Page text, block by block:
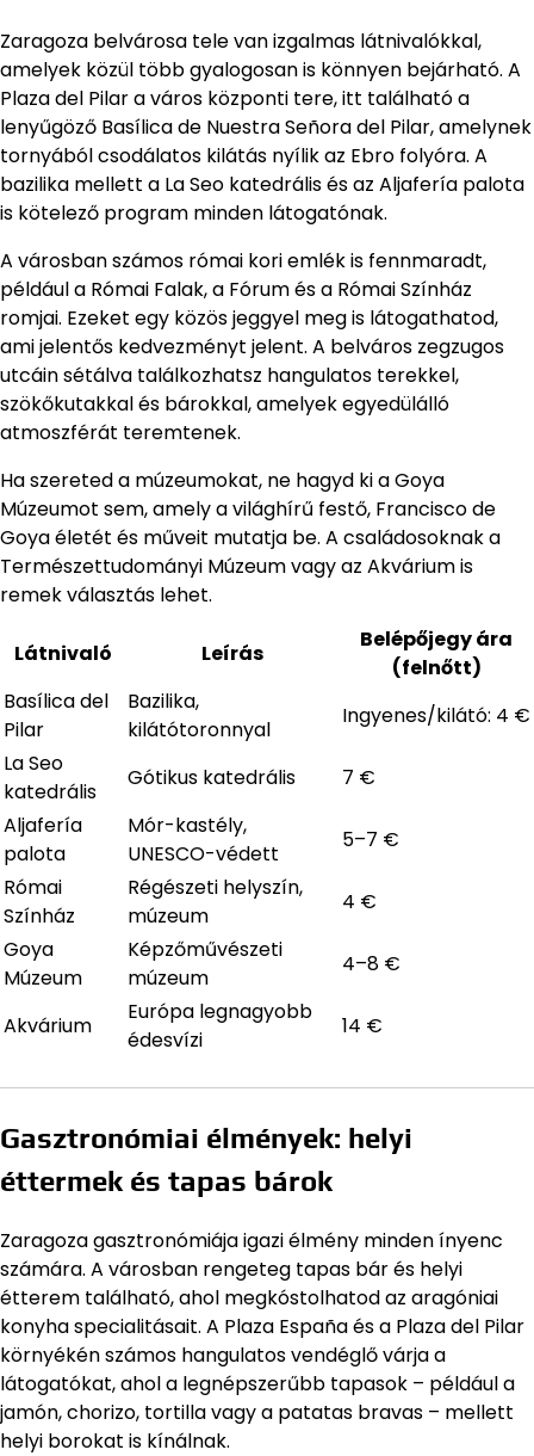
Zaragoza belvárosa tele van izgalmas látnivalókkal,
amelyek közül több gyalogosan is könnyen bejárható. A
Plaza del Pilar a város központi tere, itt található a
lenyűgöző Basílica de Nuestra Señora del Pilar, amelynek
tornyából csodálatos kilátás nyílik az Ebro folyóra. A
bazilika mellett a La Seo katedrális és az Aljafería palota
is kötelező program minden látogatónak.
A városban számos római kori emlék is fennmaradt,
például a Római Falak, a Fórum és a Római Színház
romjai. Ezeket egy közös jeggyel meg is látogathatod,
ami jelentős kedvezményt jelent. A belváros zegzugos
utcáin sétálva találkozhatsz hangulatos terekkel,
szökőkutakkal és bárokkal, amelyek egyedülálló
atmoszférát teremtenek.
Ha szereted a múzeumokat, ne hagyd ki a Goya
Múzeumot sem, amely a világhírű festő, Francisco de
Goya életét és műveit mutatja be. A családosoknak a
Természettudományi Múzeum vagy az Akvárium is
remek választás lehet.
Látnivaló Leírás
Belépőjegy ára
(felnőtt)
Basílica del
Pilar
Bazilika,
kilátótoronnyal
Ingyenes/kilátó: 4 €
La Seo
katedrális
Gótikus katedrális
7 €
Aljafería
palota
Mór-kastély,
UNESCO-védett
5–7 €
Római
Színház
Régészeti helyszín,
múzeum
4 €
Goya
Múzeum
Képzőművészeti
múzeum
4–8 €
Akvárium
Európa legnagyobb
édesvízi
14 €
Gasztronómiai élmények: helyi
éttermek és tapas bárok
Zaragoza gasztronómiája igazi élmény minden ínyenc
számára. A városban rengeteg tapas bár és helyi
étterem található, ahol megkóstolhatod az aragóniai
konyha specialitásait. A Plaza España és a Plaza del Pilar
környékén számos hangulatos vendéglő várja a
látogatókat, ahol a legnépszerűbb tapasok – például a
jamón, chorizo, tortilla vagy a patatas bravas – mellett
helyi borokat is kínálnak.